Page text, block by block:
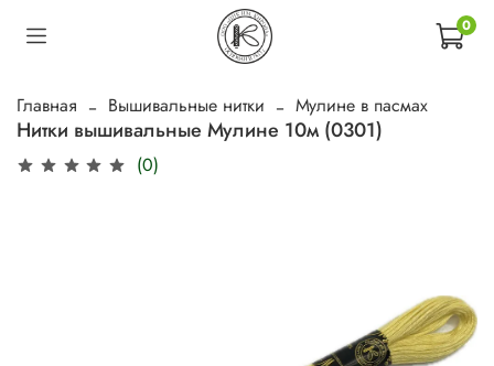
0
Главная Вышивальные нитки Мулине в пасмах
Нитки вышивальные Мулине 10м (0301)
(0)